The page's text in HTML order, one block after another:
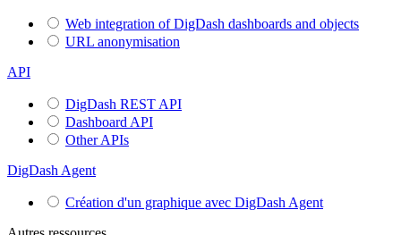
Web integration of DigDash dashboards and objects
URL anonymisation
API
DigDash REST API
Dashboard API
Other APIs
DigDash Agent
Création d'un graphique avec DigDash Agent